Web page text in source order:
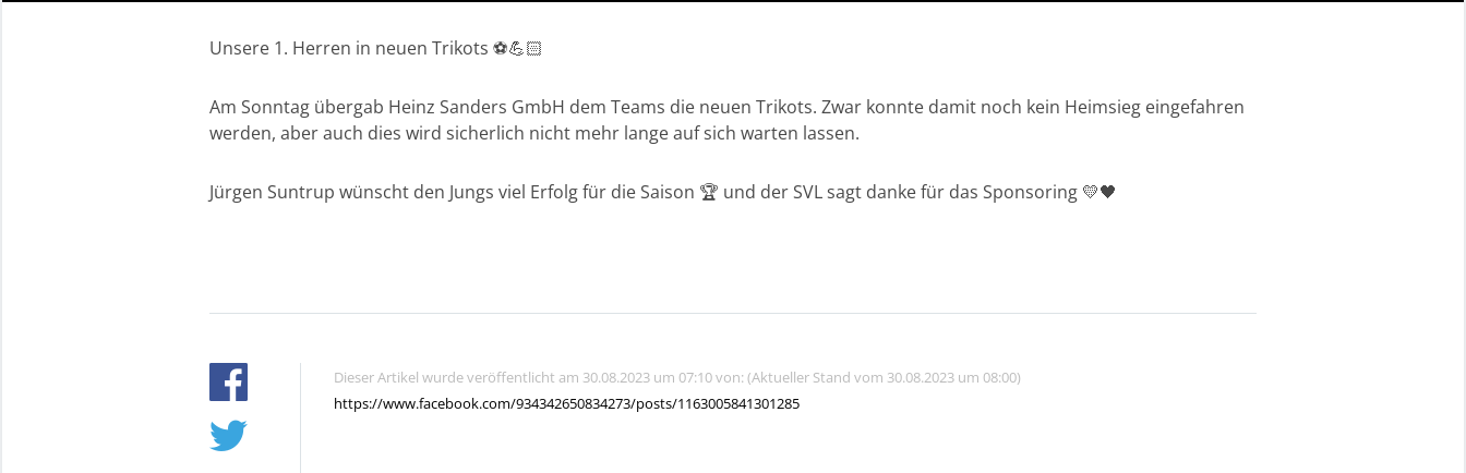
Unsere 1. Herren in neuen Trikots ⚽️💪🏻
Am Sonntag übergab Heinz Sanders GmbH dem Teams die neuen Trikots. Zwar konnte damit noch kein Heimsieg eingefahren
werden, aber auch dies wird sicherlich nicht mehr lange auf sich warten lassen.
Jürgen Suntrup wünscht den Jungs viel Erfolg für die Saison 🏆 und der SVL sagt danke für das Sponsoring 💛🖤
Dieser Artikel wurde veröffentlicht am 30.08.2023 um 07:10 von: (Aktueller Stand vom 30.08.2023 um 08:00)
https://www.facebook.com/934342650834273/posts/1163005841301285